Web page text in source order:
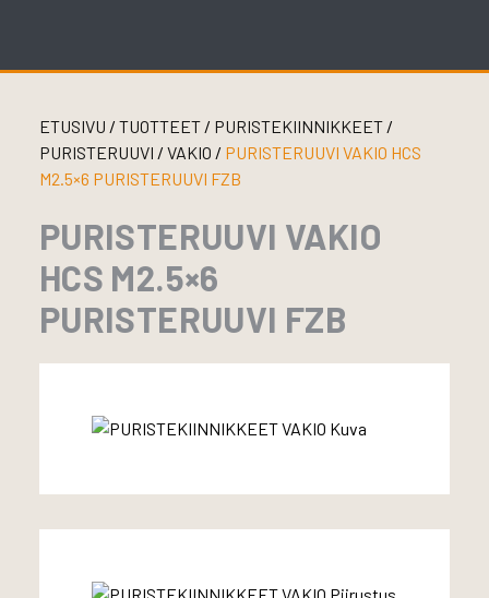
ETUSIVU / TUOTTEET/ PURISTEKIINNIKKEET /
PURISTERUUVI / VAKIO / PURISTERUUVI VAKIO HCS
M2.5×6 PURISTERUUVI FZB
PURISTERUUVI VAKIO
HCS M2.5×6
PURISTERUUVI FZB